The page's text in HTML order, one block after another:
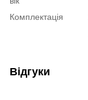
Комплектація
Відгуки